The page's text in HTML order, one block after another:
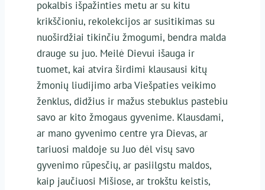
pokalbis išpažinties metu ar su kitu
krikščioniu, rekolekcijos ar susitikimas su
nuoširdžiai tikinčiu žmogumi, bendra malda
drauge su juo. Meilė Dievui išauga ir
tuomet, kai atvira širdimi klausausi kitų
žmonių liudijimo arba Viešpaties veikimo
ženklus, didžius ir mažus stebuklus pastebiu
savo ar kito žmogaus gyvenime. Klausdami,
ar mano gyvenimo centre yra Dievas, ar
tariuosi maldoje su Juo dėl visų savo
gyvenimo rūpesčių, ar pasiilgstu maldos,
kaip jaučiuosi Mišiose, ar trokštu keistis,